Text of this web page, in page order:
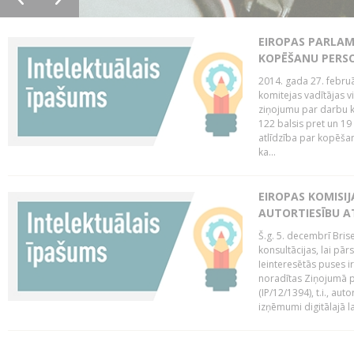
EIROPAS
KOPĒŠANU
2014. gada 27.
komitejas vadītājas
ziņojumu par darbu
122 balsis pret un
atlīdzība par
ka...
EIROPAS
AUTORTIESĪBU
Š.g. 5. decembrī
konsultācijas, lai
Ieinteresētās puses
noradītas Ziņojumā
(IP/12/1394), t.i.,
izņēmumi digitālajā